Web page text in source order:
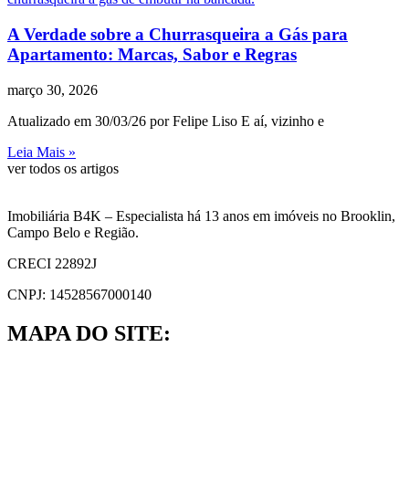
A Verdade sobre a Churrasqueira a Gás para
Apartamento: Marcas, Sabor e Regras
março 30, 2026
Atualizado em 30/03/26 por Felipe Liso E aí, vizinho e
Leia Mais »
ver todos os artigos
Imobiliária B4K – Especialista há 13 anos em imóveis no Brooklin,
Campo Belo e Região.
CRECI 22892J
CNPJ: 14528567000140
MAPA DO SITE: